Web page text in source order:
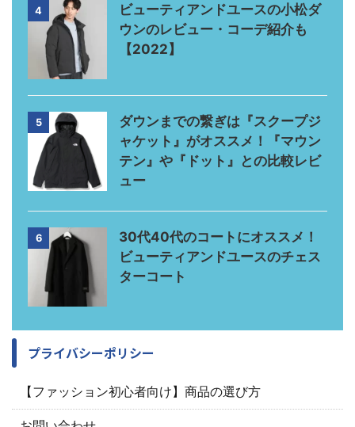
4
ビューティアンドユースの小松ダ
ウンのレビュー・コーデ紹介も
【2022】
5
ダウンまでの繋ぎは『スクープジ
ャケット』がオススメ！『マウン
テン』や『ドット』との比較レビ
ュー
6
30代40代のコートにオススメ！
ビューティアンドユースのチェス
ターコート
プライバシーポリシー
【ファッション初心者向け】商品の選び方